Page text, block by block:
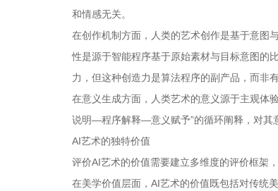
和情感无关。
在创作机制方面，人类的艺术创作是基于意图
性是源于智能程序基于原始素材与目标意图的
力，但这种创造力是算法程序的副产品，而非
在意义生成方面，人类艺术的意义源于主观体
说明—程序解释—意义赋予”的循环阐释，对其
AI艺术的独特价值
评价AI艺术的价值需要建立多维度的评价框架
在美学价值层面，AI艺术的价值既包括对传统